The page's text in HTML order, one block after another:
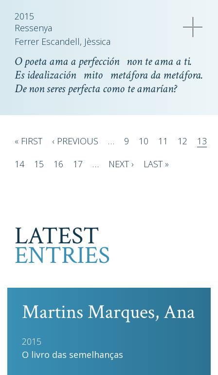
2015
Ressenya
Ferrer Escandell, Jèssica
O poeta ama a perfección non te ama a ti.
Es idealización mito metáfora da metáfora.
De non seres perfecta como te amarían?
Pagination
FIRST
« FIRST
PREVIOUS
‹ PREVIOUS … PAGE
9 PAGE
10 PAGE
11 PAGE
12
13
PAGE
14 PAGE
15 PAGE
16 PAGE
17 …
NEXT
NEXT ›
LAST
LAST »
LATEST
ENTRIES
Martins Marques, Ana
2015
O livro das semelhanças